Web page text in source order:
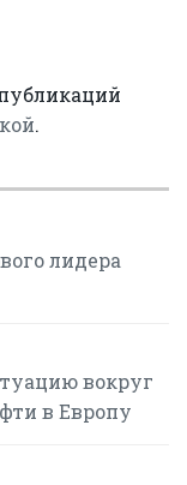
.
лидера
вокруг
в Европу